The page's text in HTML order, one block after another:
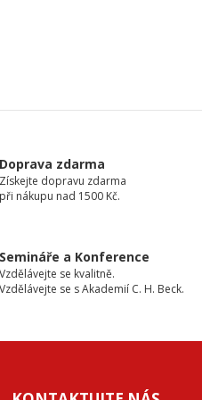
Doprava zdarma
Získejte dopravu zdarma
při nákupu nad 1500 Kč.
Semináře a Konference
Vzdělávejte se kvalitně.
Vzdělávejte se s Akademií C. H. Beck.